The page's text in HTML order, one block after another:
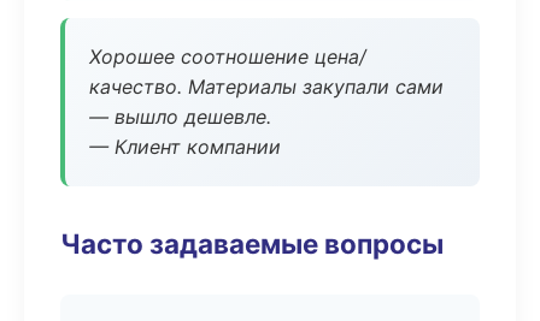
Хорошее соотношение цена/
качество. Материалы закупали сами
— вышло дешевле.
— Клиент компании
Часто задаваемые вопросы